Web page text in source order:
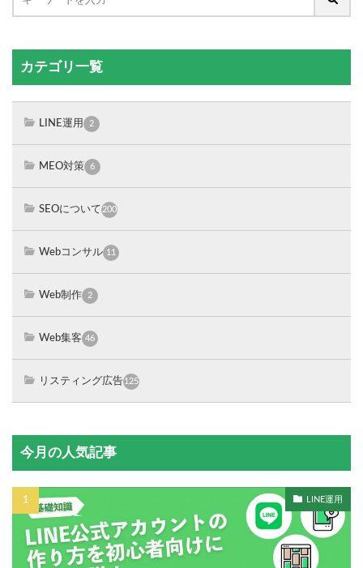
カテゴリ一覧
LINE運用 2
MEO対策 6
SEOについて200
Webコンサル 11
Web制作 2
Web集客 46
リスティング広告125
今月の人気記事
LINE運用